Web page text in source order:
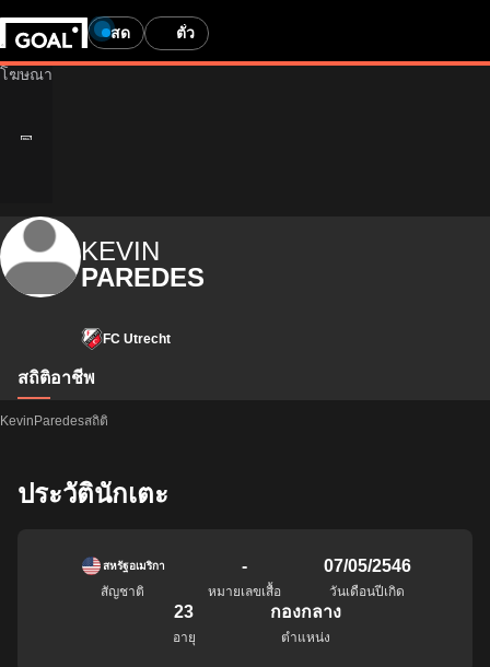
สด ตั๋ว
KEVIN
PAREDES
FC Utrecht
สถิติอาชีพ
KevinParedesสถิติ
ประวัตินักเตะ
สหรัฐอเมริกา
สัญชาติ
-
หมายเลขเสื้อ
07/05/2546
วันเดือนปีเกิด
23
อายุ
กองกลาง
ตำแหน่ง